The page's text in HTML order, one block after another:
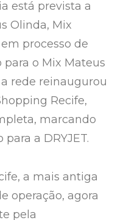
está prevista a
Olinda, Mix
processo de
o Mix Mateus
rede reinaugurou
Recife,
marcando
a DRYJET.
a mais antiga
operação, agora
pela